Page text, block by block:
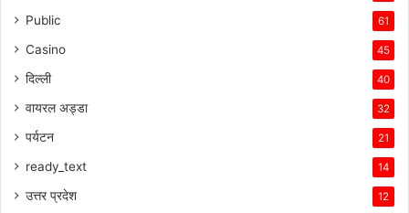
Public 61
Casino 45
दिल्ली 40
वायरल अड्डा 32
पर्यटन 21
ready_text 14
उत्तर प्रदेश 12